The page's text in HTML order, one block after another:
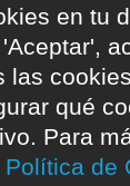
en tu
las
qué
Para
Política de